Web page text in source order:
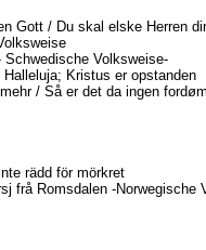
Gott / Du skal elske Herren
Volksweise-
Kristus er opstanden
/ Så er det da ingen
rädd för mörkret
frå Romsdalen -Norwegische